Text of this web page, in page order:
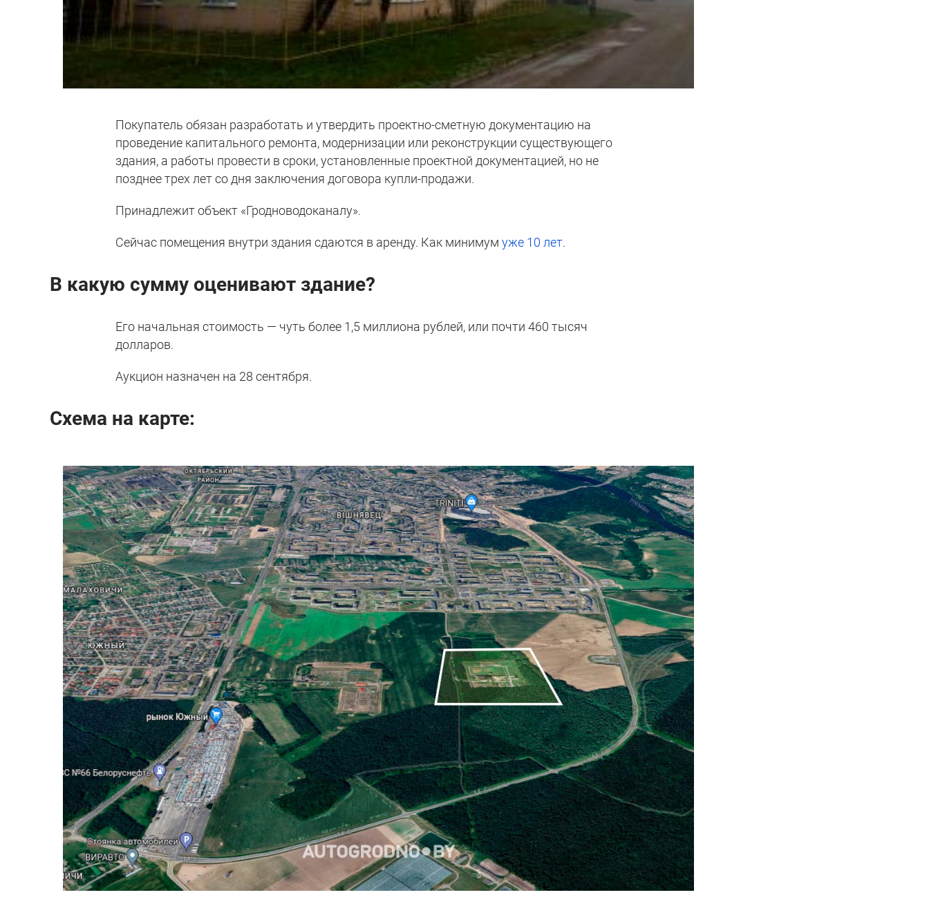
Покупатель обязан разработать и утвердить проектно-сметную документацию на
проведение капитального ремонта, модернизации или реконструкции существующего
здания, а работы провести в сроки, установленные проектной документацией, но не
позднее трех лет со дня заключения договора купли-продажи.
Принадлежит объект «Гродноводоканалу».
Сейчас помещения внутри здания сдаются в аренду. Как минимумуже 10 лет.
В какую сумму оценивают здание?
Его начальная стоимость — чуть более 1,5 миллиона рублей, или почти 460 тысяч
долларов.
Аукцион назначен на 28 сентября.
Схема на карте: